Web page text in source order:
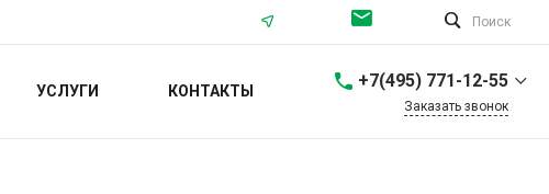
Поиск
УСЛУГИ КОНТАКТЫ
+7(495) 771-12-55
Заказать звонок